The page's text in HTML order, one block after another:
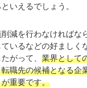
いえるでしょう。
減を行わなければな
いるなどの好ましく
がって、 業界として
職先の候補となる企
重要です。